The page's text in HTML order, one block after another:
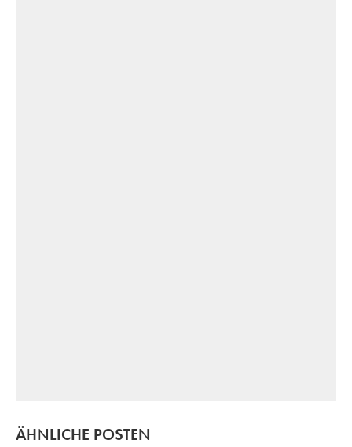
ÄHNLICHE POSTEN